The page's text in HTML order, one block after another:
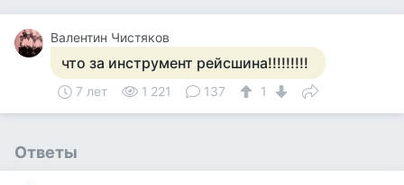
Валентин Чистяков
что за инструмент рейсшина!!!!!!!!!
7 лет 1 221 137 1
Ответы